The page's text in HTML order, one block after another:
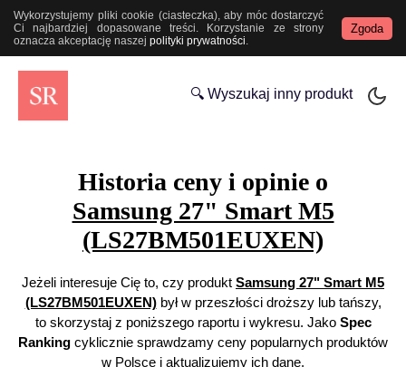
Wykorzystujemy pliki cookie (ciasteczka), aby móc dostarczyć
Ci najbardziej dopasowane treści. Korzystanie ze strony
oznacza akceptację naszej polityki prywatności.
Zgoda
🔍 Wyszukaj inny produkt
Historia ceny i opinie o
Samsung 27" Smart M5
(LS27BM501EUXEN)
Jeżeli interesuje Cię to, czy produkt Samsung 27" Smart M5
(LS27BM501EUXEN)był w przeszłości droższy lub tańszy,
to skorzystaj z poniższego raportu i wykresu. Jako Spec
Ranking cyklicznie sprawdzamy ceny popularnych produktów
w Polsce i aktualizujemy ich dane.